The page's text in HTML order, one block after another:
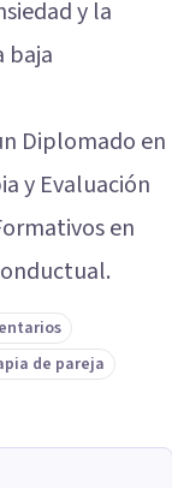
y la
baja
Diplomado en
y Evaluación
en
de pareja